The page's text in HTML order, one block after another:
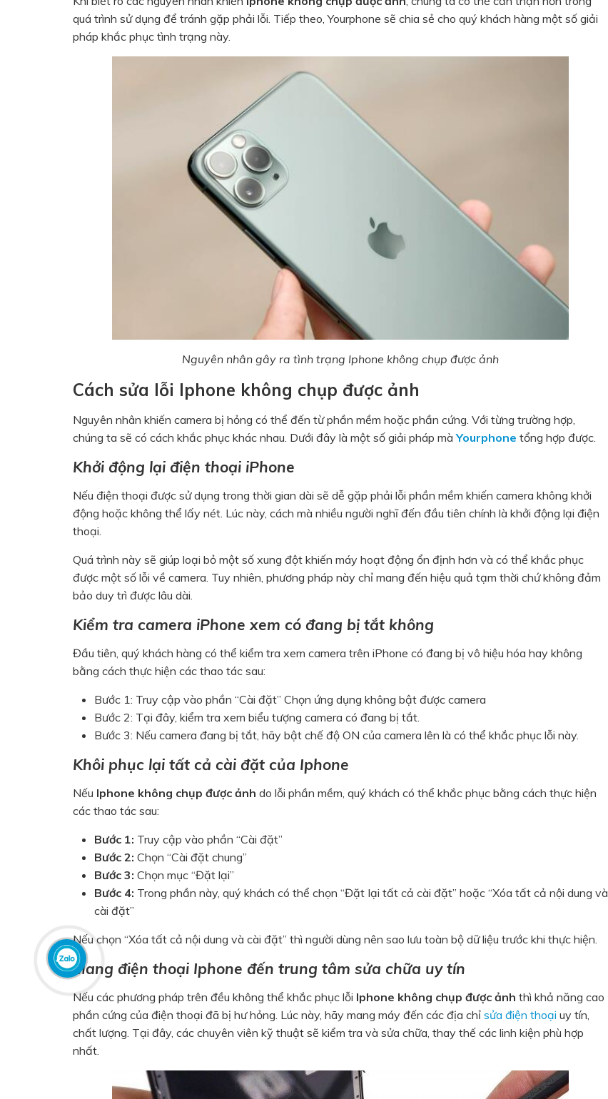
quá trình sử dụng để tránh gặp phải lỗi. Tiếp theo, Yourphone sẽ chia sẻ cho quý khách hàng một số giải
pháp khắc phục tình trạng này.
Nguyên nhân gây ra tình trạng Iphone không chụp được ảnh
Cách sửa lỗi Iphone không chụp được ảnh
Nguyên nhân khiến camera bị hỏng có thể đến từ phần mềm hoặc phần cứng. Với từng trường hợp,
chúng ta sẽ có cách khắc phục khác nhau. Dưới đây là một số giải pháp màYourphone tổng hợp được.
Khởi động lại điện thoại iPhone
Nếu điện thoại được sử dụng trong thời gian dài sẽ dễ gặp phải lỗi phần mềm khiến camera không khởi
động hoặc không thể lấy nét. Lúc này, cách mà nhiều người nghĩ đến đầu tiên chính là khởi động lại điện
thoại.
Quá trình này sẽ giúp loại bỏ một số xung đột khiến máy hoạt động ổn định hơn và có thể khắc phục
được một số lỗi về camera. Tuy nhiên, phương pháp này chỉ mang đến hiệu quả tạm thời chứ không đảm
bảo duy trì được lâu dài.
Kiểm tra camera iPhone xem có đang bị tắt không
Đầu tiên, quý khách hàng có thể kiểm tra xem camera trên iPhone có đang bị vô hiệu hóa hay không
bằng cách thực hiện các thao tác sau:
Bước 1: Truy cập vào phần “Cài đặt” Chọn ứng dụng không bật được camera
Bước 2: Tại đây, kiểm tra xem biểu tượng camera có đang bị tắt.
Bước 3: Nếu camera đang bị tắt, hãy bật chế độ ON của camera lên là có thể khắc phục lỗi này.
Khôi phục lại tất cả cài đặt của Iphone
Nếu Iphone không chụp được ảnh do lỗi phần mềm, quý khách có thể khắc phục bằng cách thực hiện
các thao tác sau:
Bước 1: Truy cập vào phần “Cài đặt”
Bước 2: Chọn “Cài đặt chung”
Bước 3: Chọn mục “Đặt lại”
Bước 4: Trong phần này, quý khách có thể chọn “Đặt lại tất cả cài đặt” hoặc “Xóa tất cả nội dung và
cài đặt”
Nếu chọn “Xóa tất cả nội dung và cài đặt” thì người dùng nên sao lưu toàn bộ dữ liệu trước khi thực hiện.
Mang điện thoại Iphone đến trung tâm sửa chữa uy tín
Nếu các phương pháp trên đều không thể khắc phục lỗi Iphone không chụp được ảnh thì khả năng cao
phần cứng của điện thoại đã bị hư hỏng. Lúc này, hãy mang máy đến các địa chỉ sửa điện thoại uy tín,
chất lượng. Tại đây, các chuyên viên kỹ thuật sẽ kiểm tra và sửa chữa, thay thế các linh kiện phù hợp
nhất.